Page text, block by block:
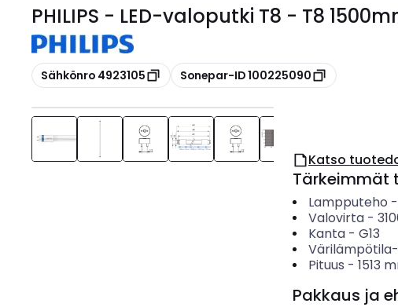
PHILIPS - LED-valoputki T8 - T8
Kopioi
Sähkönro 4923105 Kopioi
Sonepar-ID 100225090
Katso
Tärkeimmät
Lampputeho -
Valovirta-
Kanta- G13
Pituus - 1513
Pakkaus ja